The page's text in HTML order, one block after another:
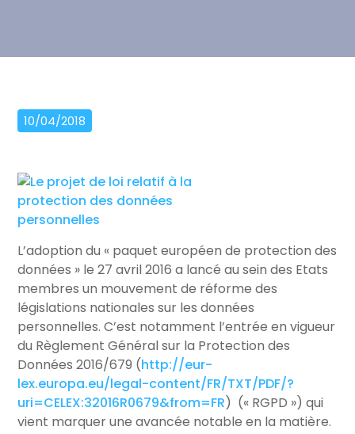
10/04/2018
L’adoption du « paquet européen de protection des
données » le 27 avril 2016 a lancé au sein des Etats
membres un mouvement de réforme des
législations nationales sur les données
personnelles. C’est notamment l’entrée en vigueur
du Règlement Général sur la Protection des
Données 2016/679 (http://eur-
lex.europa.eu/legal-content/FR/TXT/PDF/?
uri=CELEX:32016R0679&from=FR) (« RGPD ») qui
vient marquer une avancée notable en la matière.